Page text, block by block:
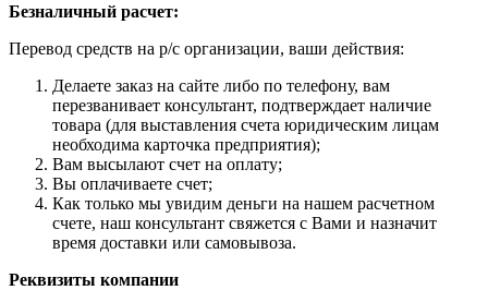
Безналичный расчет:
Перевод средств на р/с организации, ваши действия:
Делаете заказ на сайте либо по телефону, вам
перезванивает консультант, подтверждает наличие
товара (для выставления счета юридическим лицам
необходима карточка предприятия);
Вам высылают счет на оплату;
Вы оплачиваете счет;
Как только мы увидим деньги на нашем расчетном
счете, наш консультант свяжется с Вами и назначит
время доставки или самовывоза.
Реквизиты компании